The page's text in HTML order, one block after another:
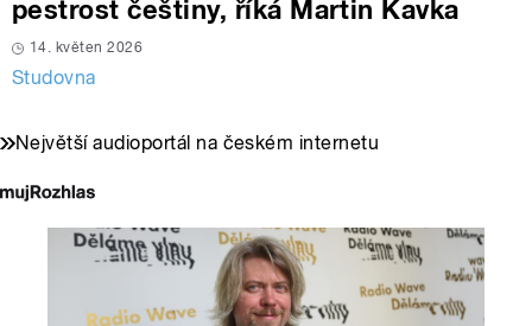
pestrost češtiny, říká Martin Kavka
14. květen 2026
Studovna
Největší audioportál na českém internetu